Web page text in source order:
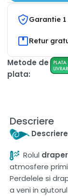
Garantie 1
Retur
Metode de
plata:
Descriere
Rolul
atmosfere
Perdelele si
a veni in